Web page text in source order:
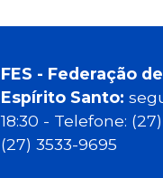
FES - Federação
Espírito Santo:
18:30 - Telefone:
(27) 3533-9695